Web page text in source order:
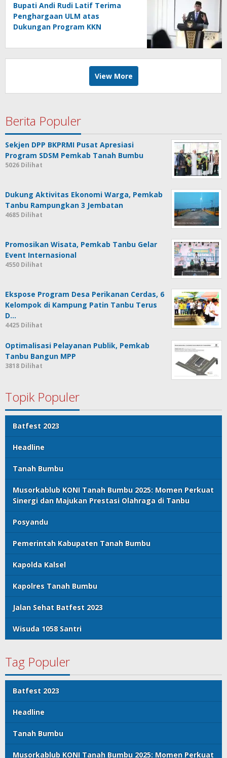
Bupati Andi Rudi Latif Terima
Penghargaan ULM atas
Dukungan Program KKN
View More
Berita Populer
Sekjen DPP BKPRMI Pusat Apresiasi
Program SDSM Pemkab Tanah Bumbu
5026 Dilihat
Dukung Aktivitas Ekonomi Warga, Pemkab
Tanbu Rampungkan 3 Jembatan
4685 Dilihat
Promosikan Wisata, Pemkab Tanbu Gelar
Event Internasional
4550 Dilihat
Ekspose Program Desa Perikanan Cerdas, 6
Kelompok di Kampung Patin Tanbu Terus
D…
4425 Dilihat
Optimalisasi Pelayanan Publik, Pemkab
Tanbu Bangun MPP
3818 Dilihat
Topik Populer
Batfest 2023
Headline
Tanah Bumbu
Musorkablub KONI Tanah Bumbu 2025: Momen Perkuat
Sinergi dan Majukan Prestasi Olahraga di Tanbu
Posyandu
Pemerintah Kabupaten Tanah Bumbu
Kapolda Kalsel
Kapolres Tanah Bumbu
Jalan Sehat Batfest 2023
Wisuda 1058 Santri
Tag Populer
Batfest 2023
Headline
Tanah Bumbu
Musorkablub KONI Tanah Bumbu 2025: Momen Perkuat